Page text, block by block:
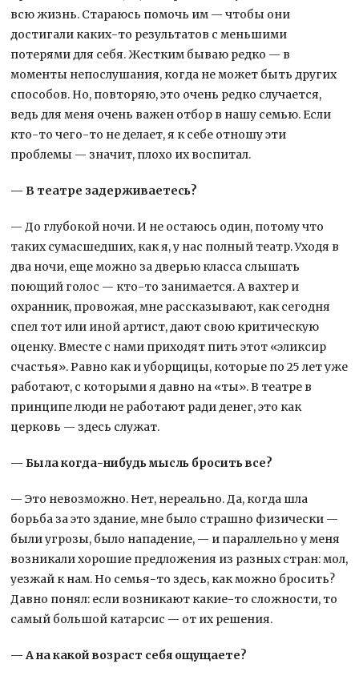
всю жизнь. Стараюсь помочь им — чтобы они
достигали каких-то результатов с меньшими
потерями для себя. Жестким бываю редко — в
моменты непослушания, когда не может быть других
способов. Но, повторяю, это очень редко случается,
ведь для меня очень важен отбор в нашу семью. Если
кто-то чего-то не делает, я к себе отношу эти
проблемы — значит, плохо их воспитал.
— В театре задерживаетесь?
— До глубокой ночи. И не остаюсь один, потому что
таких сумасшедших, как я, у нас полный театр. Уходя в
два ночи, еще можно за дверью класса слышать
поющий голос — кто-то занимается. А вахтер и
охранник, провожая, мне рассказывают, как сегодня
спел тот или иной артист, дают свою критическую
оценку. Вместе с нами приходят пить этот «эликсир
счастья». Равно как и уборщицы, которые по 25 лет уже
работают, с которыми я давно на «ты». В театре в
принципе люди не работают ради денег, это как
церковь — здесь служат.
— Была когда-нибудь мысль бросить все?
— Это невозможно. Нет, нереально. Да, когда шла
борьба за это здание, мне было страшно физически —
были угрозы, было нападение, — и параллельно у меня
возникали хорошие предложения из разных стран: мол,
уезжай к нам. Но семья-то здесь, как можно бросить?
Давно понял: если возникают какие-то сложности, то
самый большой катарсис — от их решения.
— А на какой возраст себя ощущаете?